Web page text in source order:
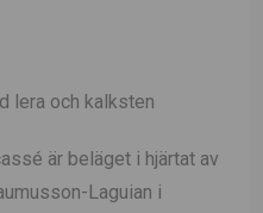
lera och kalksten
är beläget i hjärtat av
Laguian i